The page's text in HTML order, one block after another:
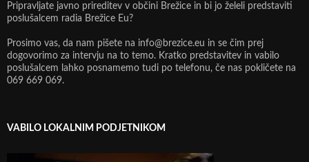
Pripravljate javno prireditev v občini Brežice in bi jo želeli predstaviti
poslušalcem radia Brežice Eu?
Prosimo vas, da nam pišete na info@brezice.eu in se čim prej
dogovorimo za intervju na to temo. Kratko predstavitev in vabilo
poslušalcem lahko posnamemo tudi po telefonu, če nas pokličete na
069 669 069.
VABILO LOKALNIM PODJETNIKOM